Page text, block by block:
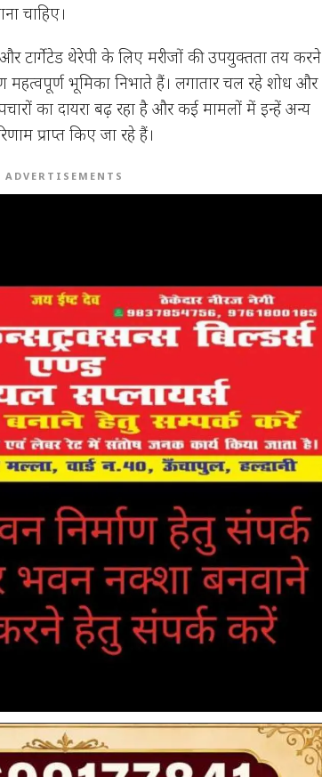
चाहिए।
और टार्गेटेड थेरेपी के लिए मरीजों की उपयुक्तता तय करने
महत्वपूर्ण भूमिका निभाते हैं। लगातार चल रहे शोध और
का दायरा बढ़ रहा है और कई मामलों में इन्हें अन्य
प्राप्त किए जा रहे हैं।
ADVERTISEMENTS